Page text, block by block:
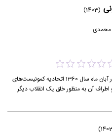
(1403)
محمدی
این فیلم درباره اتفاقات اوایل انقلاب است. در آبان ماه سال 1360 اتحادیه کمونیست‌های
آن به منظور خلق یک انقلاب دیگر